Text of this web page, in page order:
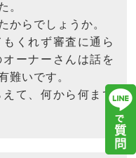
。
からでしょうか。
くれず審査に通ら
ーナーさんは話を
難いです。
て、何から何まで